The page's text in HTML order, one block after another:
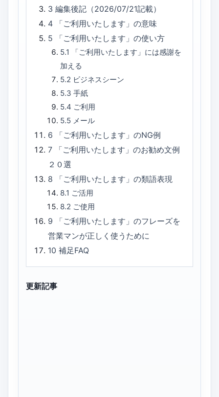
3編集後記（2026/07/21記載）
4
「ご利用いたします」の意味
5
「ご利用いたします」の使い方
5.1
「ご利用いたします」には感謝を
加える
5.2 ビジネスシーン
5.3 手紙
5.4 ご利用
5.5 メール
6
「ご利用いたします」のNG例
7
「ご利用いたします」のお勧め文例
２０選
8
「ご利用いたします」の類語表現
8.1 ご活用
8.2 ご使用
9
「ご利用いたします」のフレーズを
営業マンが正しく使うために
10補足FAQ
更新記事